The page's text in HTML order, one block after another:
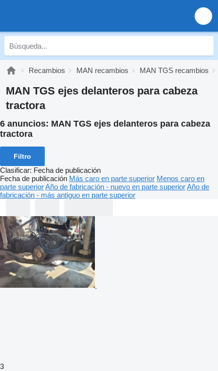
Recambios MAN recambios MAN TGS recambios
MAN TGS ejes delanteros para cabeza
tractora
6 anuncios: MAN TGS ejes delanteros para cabeza
tractora
Filtro
Clasificar: Fecha de publicación
Fecha de publicación Más caro en parte superior Menos caro en
parte superiorAño de fabricación - nuevo en parte superiorAño de
fabricación - más antiguo en parte superior
3